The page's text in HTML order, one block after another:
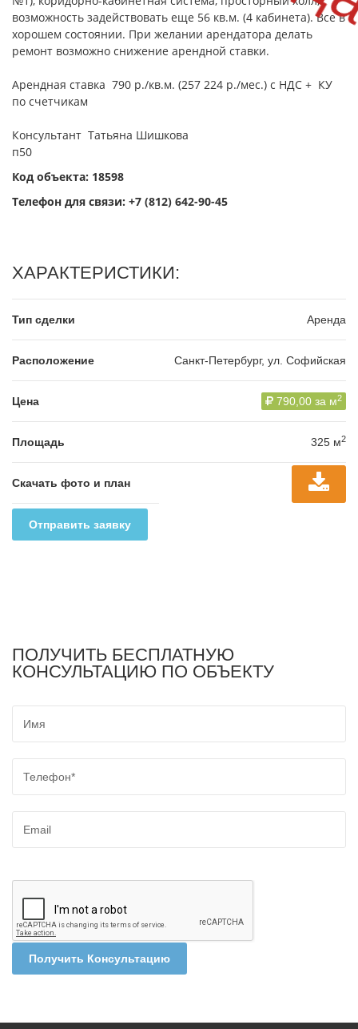
возможность задействовать еще 56 кв.м. (4 кабинета). Все в
хорошем состоянии. При желании арендатора делать
ремонт возможно снижение арендной ставки.
Арендная ставка 790 р./кв.м. (257 224 р./мес.) с НДС + КУ
по счетчикам
Консультант Татьяна Шишкова
п50
Код объекта: 18598
Телефон для связи: +7 (812) 642-90-45
ХАРАКТЕРИСТИКИ:
Тип сделки Аренда
Расположение Санкт-Петербург, ул. Софийская
Цена 790,00 за м2
Площадь 325 м2
Скачать фото и план
Отправить заявку
ПОЛУЧИТЬ БЕСПЛАТНУЮ
КОНСУЛЬТАЦИЮ ПО ОБЪЕКТУ
Получить Консультацию